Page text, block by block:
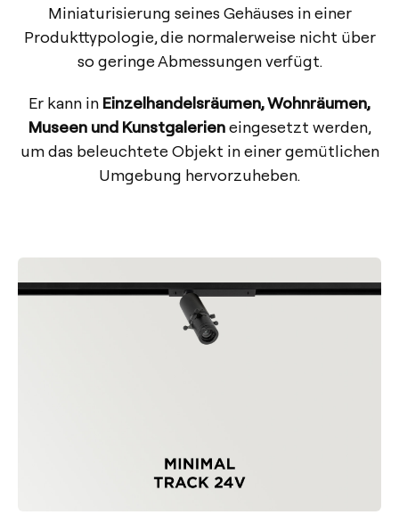
Miniaturisierung seines Gehäuses in einer
Produkttypologie, die normalerweise nicht über
so geringe Abmessungen verfügt.
Er kann in Einzelhandelsräumen, Wohnräumen,
Museen und Kunstgalerieneingesetzt werden,
um das beleuchtete Objekt in einer gemütlichen
Umgebung hervorzuheben.